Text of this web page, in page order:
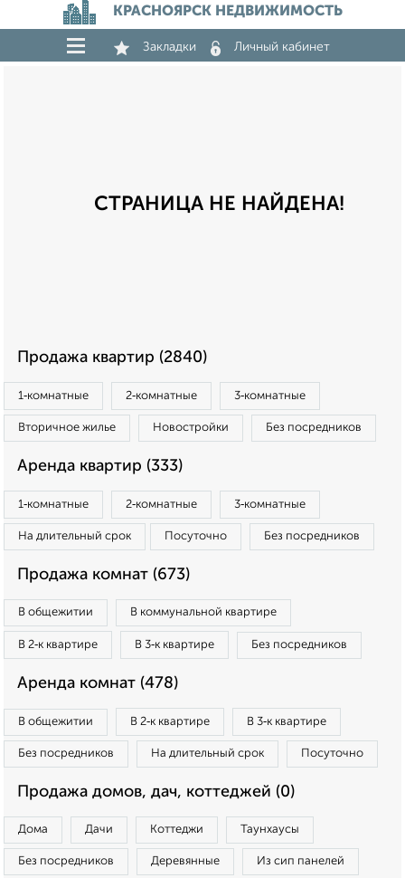
КРАСНОЯРСК НЕДВИЖИМОСТЬ
Закладки Личный кабинет
СТРАНИЦА НЕ НАЙДЕНА!
Продажа квартир (2840)
1‑комнатные 2‑комнатные 3‑комнатные
Вторичное жилье Новостройки Без посредников
Аренда квартир (333)
1‑комнатные 2‑комнатные 3‑комнатные
На длительный срок Посуточно Без посредников
Продажа комнат (673)
В общежитии В коммунальной квартире
В 2‑к квартире В 3‑к квартире Без посредников
Аренда комнат (478)
В общежитии В 2‑к квартире В 3‑к квартире
Без посредников На длительный срок Посуточно
Продажа домов, дач, коттеджей (0)
Дома Дачи Коттеджи Таунхаусы
Без посредников Деревянные Из сип панелей